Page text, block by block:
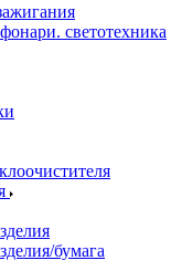
светотехника
бумага